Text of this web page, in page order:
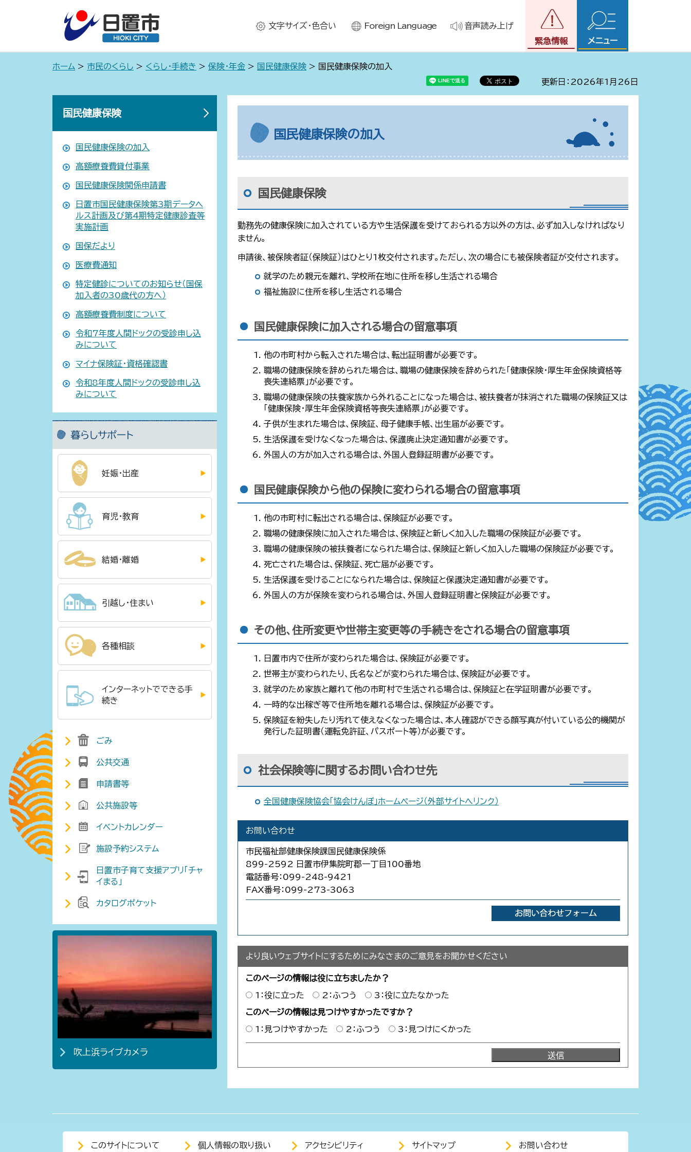
文字サイズ・色合い Foreign Language
音声読み上げ
緊急情報
メニュー
ホーム > 市民のくらし > くらし・手続き > 保険・年金 > 国民健康保険 > 国民健康保険の加入
更新日：2026年1月26日
国民健康保険
国民健康保険の加入
高額療養費貸付事業
国民健康保険関係申請書
日置市国民健康保険第3期データヘ
ルス計画及び第4期特定健康診査等
実施計画
国保だより
医療費通知
特定健診についてのお知らせ（国保
加入者の30歳代の方へ）
高額療養費制度について
令和7年度人間ドックの受診申し込
みについて
マイナ保険証・資格確認書
令和8年度人間ドックの受診申し込
みについて
暮らしサポート
妊娠・出産
育児・教育
結婚・離婚
引越し・住まい
各種相談
インターネットでできる手
続き
ごみ
公共交通
申請書等
公共施設等
イベントカレンダー
施設予約システム
日置市子育て支援アプリ「チャ
イまる」
カタログポケット
吹上浜ライブカメラ
国民健康保険の加入
国民健康保険
勤務先の健康保険に加入されている方や生活保護を受けておられる方以外の方は、必ず加入しなければなり
ません。
申請後、被保険者証（保険証）はひとり1枚交付されます。ただし、次の場合にも被保険者証が交付されます。
就学のため親元を離れ、学校所在地に住所を移し生活される場合
福祉施設に住所を移し生活される場合
国民健康保険に加入される場合の留意事項
他の市町村から転入された場合は、転出証明書が必要です。
職場の健康保険を辞められた場合は、職場の健康保険を辞められた「健康保険・厚生年金保険資格等
喪失連絡票」が必要です。
職場の健康保険の扶養家族から外れることになった場合は、被扶養者が抹消された職場の保険証又は
「健康保険・厚生年金保険資格等喪失連絡票」が必要です。
子供が生まれた場合は、保険証、母子健康手帳、出生届が必要です。
生活保護を受けなくなった場合は、保護廃止決定通知書が必要です。
外国人の方が加入される場合は、外国人登録証明書が必要です。
国民健康保険から他の保険に変わられる場合の留意事項
他の市町村に転出される場合は、保険証が必要です。
職場の健康保険に加入された場合は、保険証と新しく加入した職場の保険証が必要です。
職場の健康保険の被扶養者になられた場合は、保険証と新しく加入した職場の保険証が必要です。
死亡された場合は、保険証、死亡届が必要です。
生活保護を受けることになられた場合は、保険証と保護決定通知書が必要です。
外国人の方が保険を変わられる場合は、外国人登録証明書と保険証が必要です。
その他、住所変更や世帯主変更等の手続きをされる場合の留意事項
日置市内で住所が変わられた場合は、保険証が必要です。
世帯主が変わられたり、氏名などが変わられた場合は、保険証が必要です。
就学のため家族と離れて他の市町村で生活される場合は、保険証と在学証明書が必要です。
一時的な出稼ぎ等で住所地を離れる場合は、保険証が必要です。
保険証を紛失したり汚れて使えなくなった場合は、本人確認ができる顔写真が付いている公的機関が
発行した証明書（運転免許証、パスポート等）が必要です。
社会保険等に関するお問い合わせ先
全国健康保険協会「協会けんぽ」ホームページ（外部サイトへリンク）
お問い合わせ
市民福祉部健康保険課国民健康保険係
899-2592 日置市伊集院町郡一丁目100番地
電話番号：099-248-9421
FAX番号：099-273-3063
より良いウェブサイトにするためにみなさまのご意見をお聞かせください
このページの情報は役に立ちましたか？
1：役に立った 2：ふつう 3：役に立たなかった
このページの情報は見つけやすかったですか？
1：見つけやすかった 2：ふつう 3：見つけにくかった
このサイトについて 個人情報の取り扱い アクセシビリティ サイトマップ お問い合わせ